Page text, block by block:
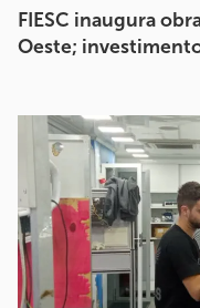
FIESC inaugura
Oeste;